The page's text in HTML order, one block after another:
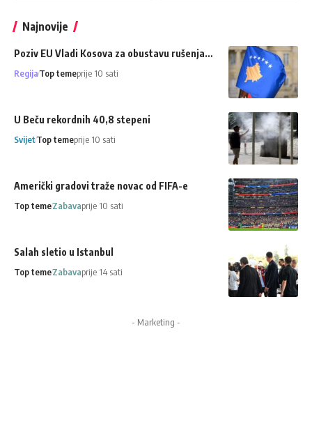
Najnovije
Poziv EU Vladi Kosova za obustavu rušenja…
RegijaTop temeprije 10 sati
U Beču rekordnih 40,8 stepeni
SvijetTop temeprije 10 sati
Američki gradovi traže novac od FIFA-e
Top temeZabavaprije 10 sati
Salah sletio u Istanbul
Top temeZabavaprije 14 sati
- Marketing -